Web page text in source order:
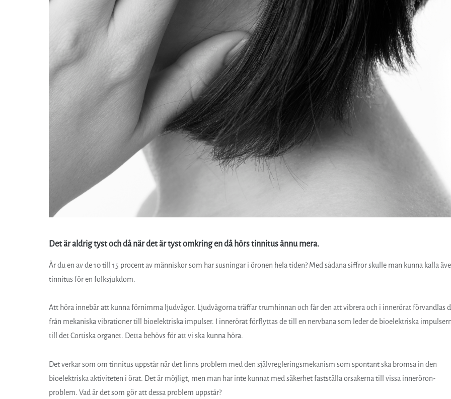
Det är aldrig tyst och då när det är tyst omkring en då hörs tinnitus ännu mera.
Är du en av de 10 till 15 procent av människor som har susningar i öronen hela tiden? Med sådana siffror skulle man kunna kalla
tinnitus för en folksjukdom.
Att höra innebär att kunna förnimma ljudvågor. Ljudvågorna träffar trumhinnan och får den att vibrera och i innerörat förvandlas
från mekaniska vibrationer till bioelektriska impulser. I innerörat förflyttas de till en nervbana som leder de bioelektriska
till det Cortiska organet. Detta behövs för att vi ska kunna höra.
Det verkar som om tinnitus uppstår när det finns problem med den självregleringsmekanism som spontant ska bromsa in den
bioelektriska aktiviteten i örat. Det är möjligt, men man har inte kunnat med säkerhet fastställa orsakerna till vissa inneröron-
problem. Vad är det som gör att dessa problem uppstår?